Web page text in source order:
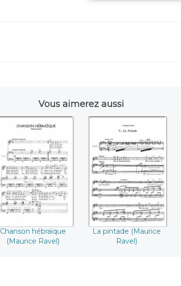
Vous aimerez aussi
Chanson
hébraïque
((Maurice Ravel))
Chanson hébraïque
(Maurice Ravel)
La pintade
((Maurice Ravel))
La pintade (Maurice
Ravel)